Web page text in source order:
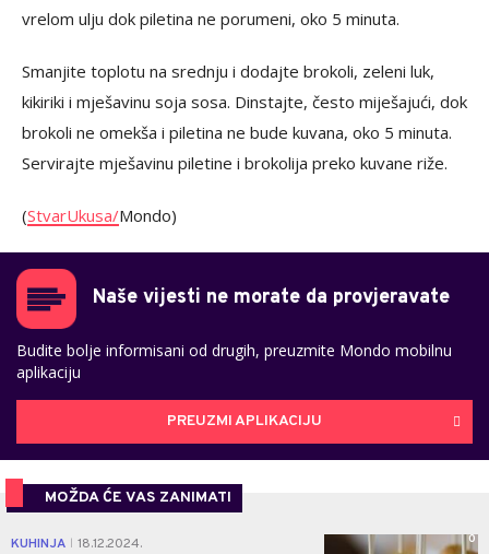
vrelom ulju dok piletina ne porumeni, oko 5 minuta.
Smanjite toplotu na srednju i dodajte brokoli, zeleni luk,
kikiriki i mješavinu soja sosa. Dinstajte, često miješajući, dok
brokoli ne omekša i piletina ne bude kuvana, oko 5 minuta.
Servirajte mješavinu piletine i brokolija preko kuvane riže.
(StvarUkusa/Mondo)
Naše vijesti ne morate da provjeravate
Budite bolje informisani od drugih, preuzmite Mondo mobilnu
aplikaciju
PREUZMI APLIKACIJU
MOŽDA ĆE VAS ZANIMATI
KUHINJA 18.12.2024. 0